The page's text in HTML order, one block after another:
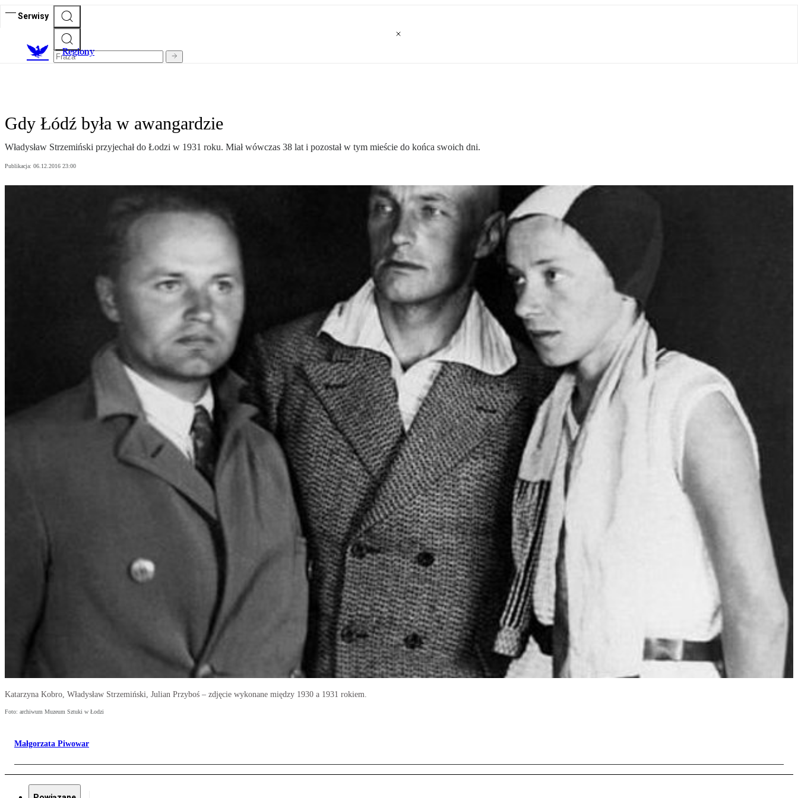
Serwisy
Regiony
Gdy Łódź była w awangardzie
Władysław Strzemiński przyjechał do Łodzi w 1931 roku. Miał wówczas 38 lat i pozostał w tym mieście do końca swoich dni.
Publikacja: 06.12.2016 23:00
Katarzyna Kobro, Władysław Strzemiński, Julian Przyboś – zdjęcie wykonane między 1930 a 1931 rokiem.
Foto: archiwum Muzeum Sztuki w Łodzi
Małgorzata Piwowar